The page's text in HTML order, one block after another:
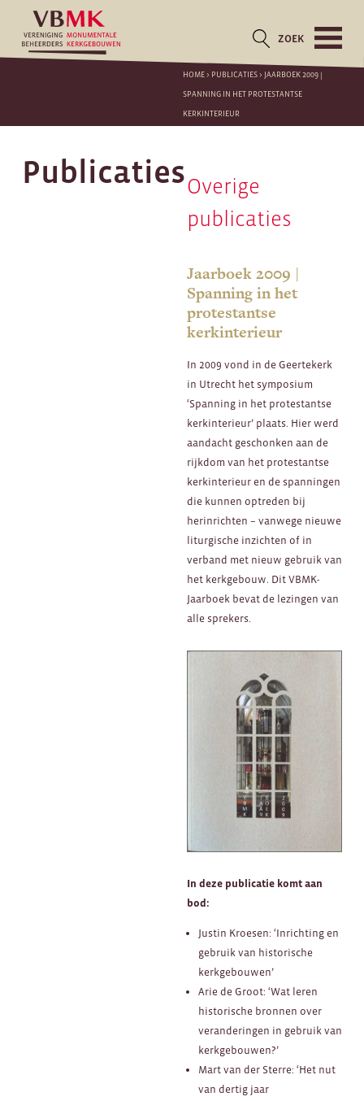
ZOEK
HOME> PUBLICATIES> JAARBOEK 2009 |
SPANNING IN HET PROTESTANTSE
KERKINTERIEUR
PublicatiesOverige
publicaties
Jaarboek 2009 |
Spanning in het
protestantse
kerkinterieur
In 2009 vond in de Geertekerk
in Utrecht het symposium
‘Spanning in het protestantse
kerkinterieur’ plaats. Hier werd
aandacht geschonken aan de
rijkdom van het protestantse
kerkinterieur en de spanningen
die kunnen optreden bij
herinrichten – vanwege nieuwe
liturgische inzichten of in
verband met nieuw gebruik van
het kerkgebouw. Dit VBMK-
Jaarboek bevat de lezingen van
alle sprekers.
In deze publicatie komt aan
bod:
Justin Kroesen: ‘Inrichting en
gebruik van historische
kerkgebouwen’
Arie de Groot: ‘Wat leren
historische bronnen over
veranderingen in gebruik van
kerkgebouwen?’
Mart van der Sterre: ‘Het nut
van dertig jaar